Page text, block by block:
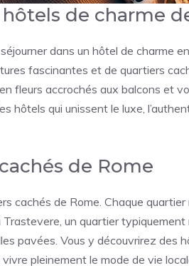
de charme
dans un hôtel de charme
fascinantes et de quartiers
fleurs accrochés aux balcons et
hôtels qui unissent le luxe,
de Rome
cachés de Rome. Chaque
un quartier typiquement
pavées. Vous y découvrirez des
pleinement le mode de vie